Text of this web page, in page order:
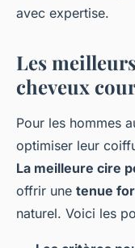
avec expertise.
Les
cheveux
Pour les hommes
optimiser leur
La meilleure cire
offrir une tenue
naturel. Voici les